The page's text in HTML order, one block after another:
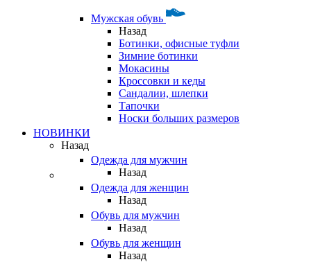
Мужская обувь
Назад
Ботинки, офисные туфли
Зимние ботинки
Мокасины
Кроссовки и кеды
Сандалии, шлепки
Тапочки
Носки больших размеров
НОВИНКИ
Назад
Одежда для мужчин
Назад
Одежда для женщин
Назад
Обувь для мужчин
Назад
Обувь для женщин
Назад